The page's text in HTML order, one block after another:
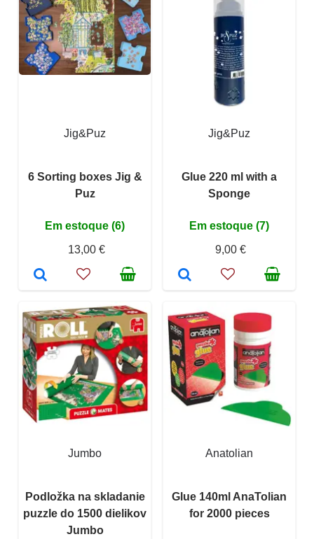
Jig&Puz
6 Sorting boxes Jig &
Puz
Em estoque (6)
13,00 €
Jig&Puz
Glue 220 ml with a
Sponge
Em estoque (7)
9,00 €
Jumbo
Podložka na skladanie
puzzle do 1500 dielikov
Jumbo
Anatolian
Glue 140ml AnaTolian
for 2000 pieces